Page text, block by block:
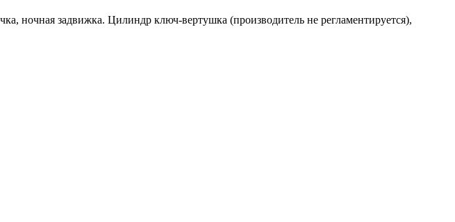
ночная задвижка. Цилиндр ключ-вертушка (производитель не регламентируется),